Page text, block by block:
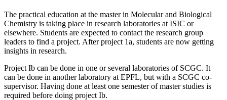
The practical education at the master in Molecular and Biological
Chemistry is taking place in research laboratories at ISIC or
elsewhere. Students are expected to contact the research group
leaders to find a project. After project 1a, students are now getting
insights in research.
Project Ib can be done in one or several laboratories of SCGC. It
can be done in another laboratory at EPFL, but with a SCGC co-
supervisor. Having done at least one semester of master studies is
required before doing project Ib.